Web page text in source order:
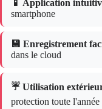
📱 Application
smartphone
💾 Enregistrement
dans le cloud
☔ Utilisation
protection toute l'année